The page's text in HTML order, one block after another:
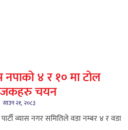
नपाको ४ र १० मा टोल
चयन
साउन २१, २०८३
पार्टी व्यास नगर समितिले वडा नम्बर ४ र वडा